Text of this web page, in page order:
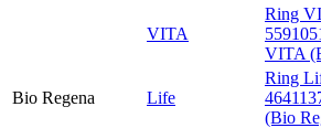
VITA
Ring
VITA
Bio Regena Life
Ring
(Bio